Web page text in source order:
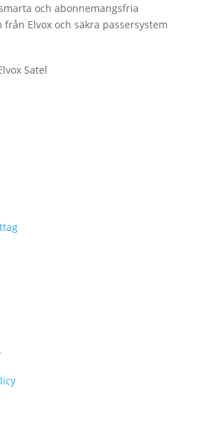
och abonnemangsfria
Elvox och säkra passersystem